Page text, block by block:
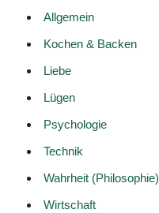
Allgemein
Kochen & Backen
Liebe
Lügen
Psychologie
Technik
Wahrheit (Philosophie)
Wirtschaft